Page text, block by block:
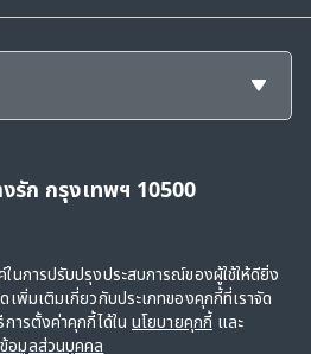
รัก กรุงเทพฯ 10500
เอ และบริษัทในเครือ ขอสงวนสิทธิ์ทั้งหมดตาม
เก็บรวบรวมข้อมูลส่วนบุคคล
นการปรับปรุงประสบการณ์ของผู้ใช้ให้ดียิ่ง
เพิ่มเติมเกี่ยวกับประเภทของคุกกี้ที่เราจัด
ารตั้งค่าคุกกี้ได้ใน นโยบายคุกกี้และ
อมูลส่วนบุคคล